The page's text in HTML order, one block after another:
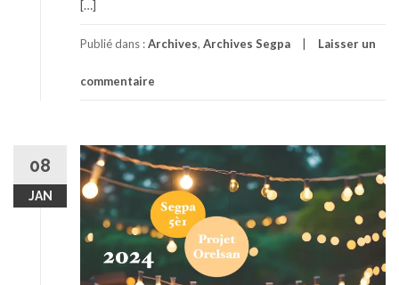
[…]
Publié dans :Archives, Archives Segpa Laisser un
commentaire
08
JAN